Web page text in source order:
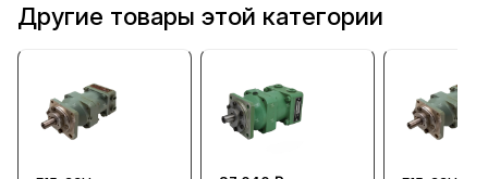
Другие товары этой категории